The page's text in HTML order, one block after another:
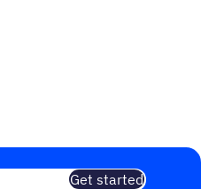
Get started